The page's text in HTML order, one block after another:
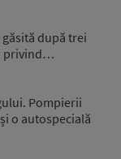
după trei
privind…
Pompierii
o autospecială